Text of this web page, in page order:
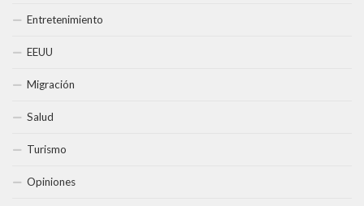
Entretenimiento
EEUU
Migración
Salud
Turismo
Opiniones